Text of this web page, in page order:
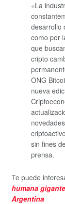
«La
desarrollo
como por
que
cripto
ONG
nueva
sin fines
prensa.
Te puede
humana
Argentina